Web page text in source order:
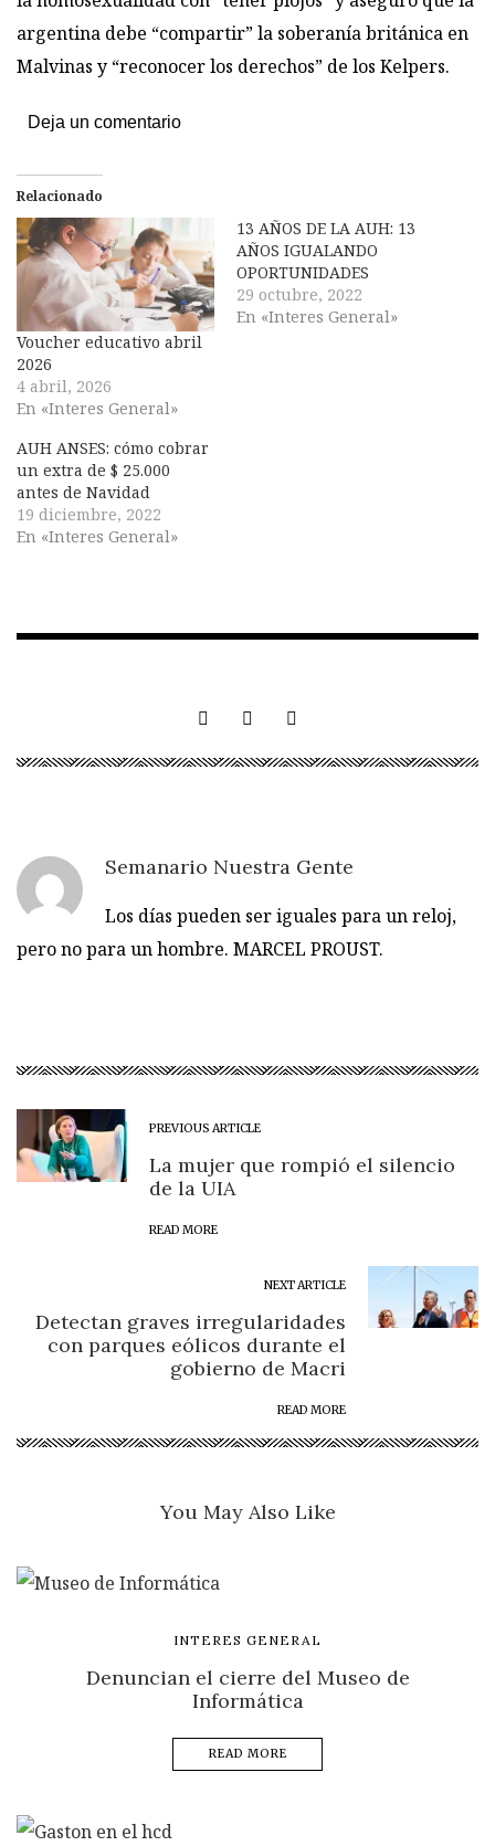
argentina debe “compartir” la soberanía británica en
Malvinas y “reconocer los derechos” de los Kelpers.
Deja un comentario
Relacionado
Voucher educativo abril
2026
4 abril, 2026
En «Interes General»
13 AÑOS DE LA AUH: 13
AÑOS IGUALANDO
OPORTUNIDADES
29 octubre, 2022
En «Interes General»
AUH ANSES: cómo cobrar
un extra de $ 25.000
antes de Navidad
19 diciembre, 2022
En «Interes General»
Semanario Nuestra Gente
Los días pueden ser iguales para un reloj,
pero no para un hombre. MARCEL PROUST.
PREVIOUS ARTICLE
La mujer que rompió el silencio
de la UIA
READ MORE
NEXT ARTICLE
Detectan graves irregularidades
con parques eólicos durante el
gobierno de Macri
READ MORE
You May Also Like
INTERES GENERAL
Denuncian el cierre del Museo de
Informática
READ MORE